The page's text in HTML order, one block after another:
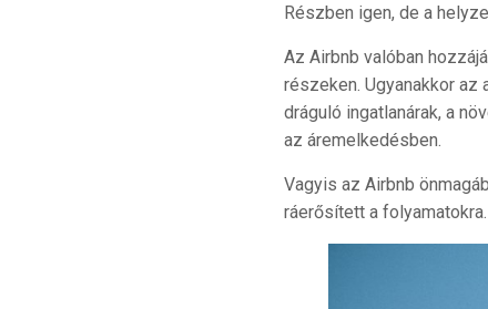
Részben igen, de a
Az Airbnb valóban
részeken. Ugyanakkor
dráguló ingatlanárak, a
az áremelkedésben.
Vagyis az Airbnb
ráerősített a folyamatokra.